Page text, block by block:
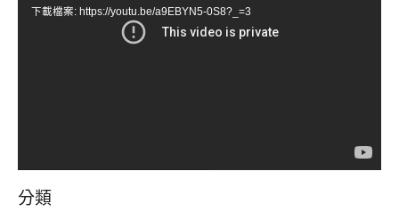
下載檔案: https://youtu.be/a9EBYN5-0S8?_=3
分類